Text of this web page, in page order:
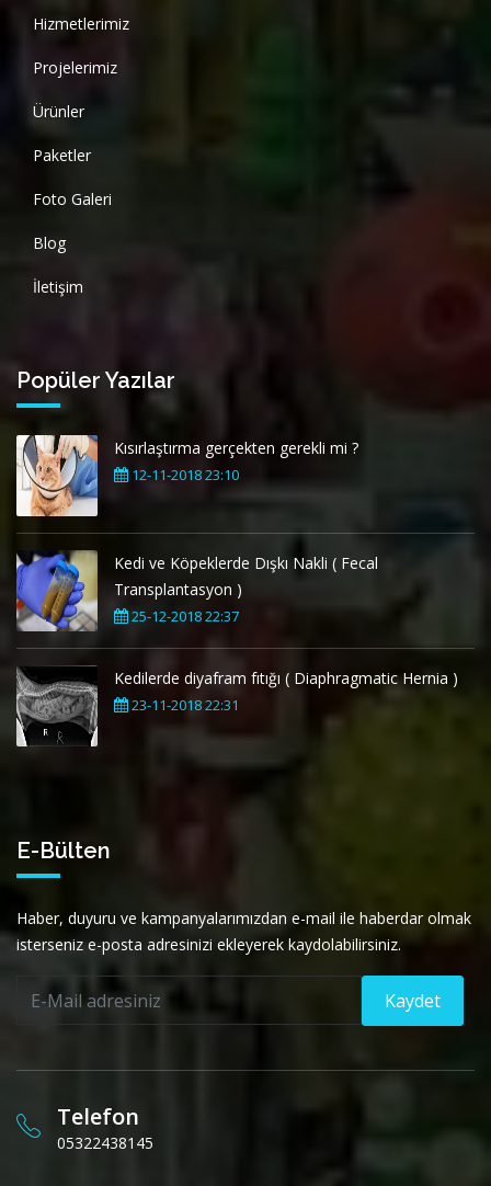
Hizmetlerimiz
Projelerimiz
Ürünler
Paketler
Foto Galeri
Blog
İletişim
Popüler Yazılar
Kısırlaştırma gerçekten gerekli mi ?
12-11-2018 23:10
Kedi ve Köpeklerde Dışkı Nakli ( Fecal
Transplantasyon )
25-12-2018 22:37
Kedilerde diyafram fıtığı ( Diaphragmatic Hernia )
23-11-2018 22:31
E-Bülten
Haber, duyuru ve kampanyalarımızdan e-mail ile haberdar olmak
isterseniz e-posta adresinizi ekleyerek kaydolabilirsiniz.
Kaydet
Telefon
05322438145